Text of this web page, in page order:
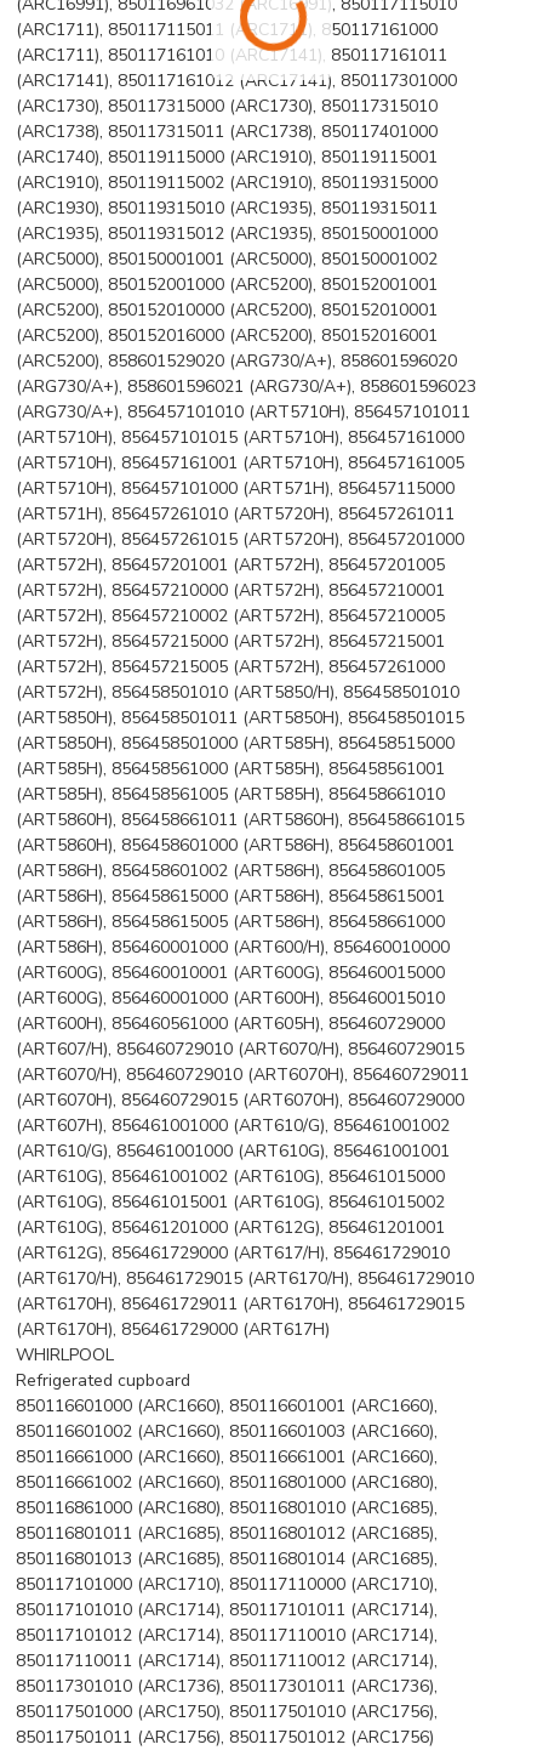
(ARC1711), 850117115011 (ARC1711), 850117161000
(ARC1711), 850117161010 (ARC17141), 850117161011
(ARC17141), 850117161012 (ARC17141), 850117301000
(ARC1730), 850117315000 (ARC1730), 850117315010
(ARC1738), 850117315011 (ARC1738), 850117401000
(ARC1740), 850119115000 (ARC1910), 850119115001
(ARC1910), 850119115002 (ARC1910), 850119315000
(ARC1930), 850119315010 (ARC1935), 850119315011
(ARC1935), 850119315012 (ARC1935), 850150001000
(ARC5000), 850150001001 (ARC5000), 850150001002
(ARC5000), 850152001000 (ARC5200), 850152001001
(ARC5200), 850152010000 (ARC5200), 850152010001
(ARC5200), 850152016000 (ARC5200), 850152016001
(ARC5200), 858601529020 (ARG730/A+), 858601596020
(ARG730/A+), 858601596021 (ARG730/A+), 858601596023
(ARG730/A+), 856457101010 (ART5710H), 856457101011
(ART5710H), 856457101015 (ART5710H), 856457161000
(ART5710H), 856457161001 (ART5710H), 856457161005
(ART5710H), 856457101000 (ART571H), 856457115000
(ART571H), 856457261010 (ART5720H), 856457261011
(ART5720H), 856457261015 (ART5720H), 856457201000
(ART572H), 856457201001 (ART572H), 856457201005
(ART572H), 856457210000 (ART572H), 856457210001
(ART572H), 856457210002 (ART572H), 856457210005
(ART572H), 856457215000 (ART572H), 856457215001
(ART572H), 856457215005 (ART572H), 856457261000
(ART572H), 856458501010 (ART5850/H), 856458501010
(ART5850H), 856458501011 (ART5850H), 856458501015
(ART5850H), 856458501000 (ART585H), 856458515000
(ART585H), 856458561000 (ART585H), 856458561001
(ART585H), 856458561005 (ART585H), 856458661010
(ART5860H), 856458661011 (ART5860H), 856458661015
(ART5860H), 856458601000 (ART586H), 856458601001
(ART586H), 856458601002 (ART586H), 856458601005
(ART586H), 856458615000 (ART586H), 856458615001
(ART586H), 856458615005 (ART586H), 856458661000
(ART586H), 856460001000 (ART600/H), 856460010000
(ART600G), 856460010001 (ART600G), 856460015000
(ART600G), 856460001000 (ART600H), 856460015010
(ART600H), 856460561000 (ART605H), 856460729000
(ART607/H), 856460729010 (ART6070/H), 856460729015
(ART6070/H), 856460729010 (ART6070H), 856460729011
(ART6070H), 856460729015 (ART6070H), 856460729000
(ART607H), 856461001000 (ART610/G), 856461001002
(ART610/G), 856461001000 (ART610G), 856461001001
(ART610G), 856461001002 (ART610G), 856461015000
(ART610G), 856461015001 (ART610G), 856461015002
(ART610G), 856461201000 (ART612G), 856461201001
(ART612G), 856461729000 (ART617/H), 856461729010
(ART6170/H), 856461729015 (ART6170/H), 856461729010
(ART6170H), 856461729011 (ART6170H), 856461729015
(ART6170H), 856461729000 (ART617H)
WHIRLPOOL
Refrigerated cupboard
850116601000 (ARC1660), 850116601001 (ARC1660),
850116601002 (ARC1660), 850116601003 (ARC1660),
850116661000 (ARC1660), 850116661001 (ARC1660),
850116661002 (ARC1660), 850116801000 (ARC1680),
850116861000 (ARC1680), 850116801010 (ARC1685),
850116801011 (ARC1685), 850116801012 (ARC1685),
850116801013 (ARC1685), 850116801014 (ARC1685),
850117101000 (ARC1710), 850117110000 (ARC1710),
850117101010 (ARC1714), 850117101011 (ARC1714),
850117101012 (ARC1714), 850117110010 (ARC1714),
850117110011 (ARC1714), 850117110012 (ARC1714),
850117301010 (ARC1736), 850117301011 (ARC1736),
850117501000 (ARC1750), 850117501010 (ARC1756),
850117501011 (ARC1756), 850117501012 (ARC1756)